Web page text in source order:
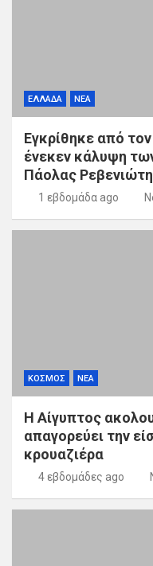
ΕΛΛΑΔΑ ΝΕΑ
Εγκρίθηκε από
ένεκεν κάλυψη
Πάολας Ρεβενιώτη
1 εβδομάδα ago
ΚΟΣΜΟΣ ΝΕΑ
Η Αίγυπτος
απαγορεύει την
κρουαζιέρα
4 εβδομάδες ago